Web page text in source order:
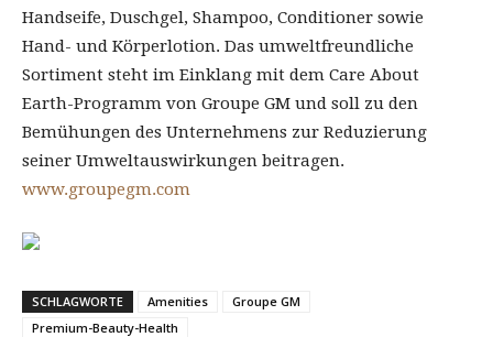
Handseife, Duschgel, Shampoo, Conditioner sowie
Hand- und Körperlotion. Das umweltfreundliche
Sortiment steht im Einklang mit dem Care About
Earth-Programm von Groupe GM und soll zu den
Bemühungen des Unternehmens zur Reduzierung
seiner Umweltauswirkungen beitragen.
www.groupegm.com
SCHLAGWORTE Amenities
Groupe GM
Premium-Beauty-Health